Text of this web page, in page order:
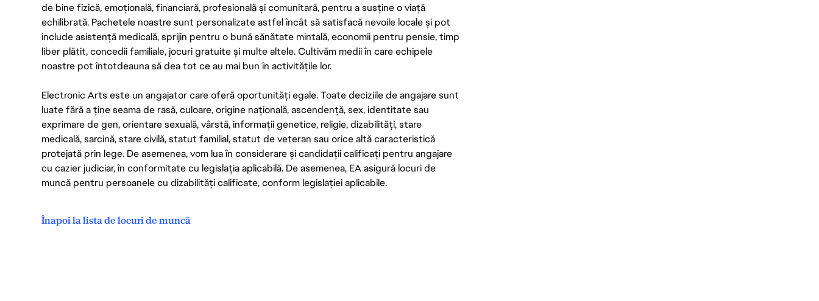
de bine fizică, emoțională, financiară, profesională și comunitară, pentru a susține o viață
echilibrată. Pachetele noastre sunt personalizate astfel încât să satisfacă nevoile locale și pot
include asistență medicală, sprijin pentru o bună sănătate mintală, economii pentru pensie, timp
liber plătit, concedii familiale, jocuri gratuite și multe altele. Cultivăm medii în care echipele
noastre pot întotdeauna să dea tot ce au mai bun în activitățile lor.
Electronic Arts este un angajator care oferă oportunități egale. Toate deciziile de angajare sunt
luate fără a ține seama de rasă, culoare, origine națională, ascendență, sex, identitate sau
exprimare de gen, orientare sexuală, vârstă, informații genetice, religie, dizabilități, stare
medicală, sarcină, stare civilă, statut familial, statut de veteran sau orice altă caracteristică
protejată prin lege. De asemenea, vom lua în considerare și candidații calificați pentru angajare
cu cazier judiciar, în conformitate cu legislația aplicabilă. De asemenea, EA asigură locuri de
muncă pentru persoanele cu dizabilități calificate, conform legislației aplicabile.
Înapoi la lista de locuri de muncă